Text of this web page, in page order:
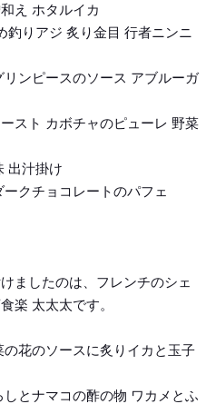
え ホタルイカ
釣りアジ 炙り金目 行者ニンニ
ンピースのソース アブルーガ
スト カボチャのピューレ 野菜
出汁掛け
クチョコレートのパフェ
ましたのは、フレンチのシェ
楽 太太太です。
花のソースに炙りイカと玉子
とナマコの酢の物 ワカメとふ